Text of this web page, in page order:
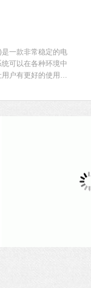
一款非常稳定的电
可以在各种环境中
户有更好的使用体